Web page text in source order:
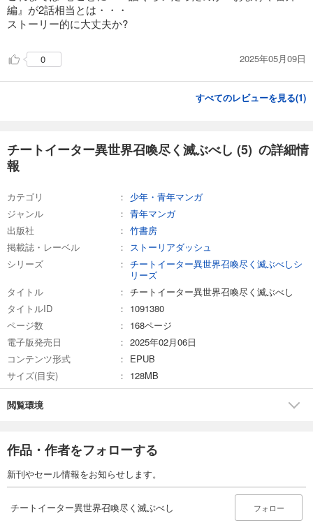
編』が2話相当とは・・・
ストーリー的に大丈夫か?
0 2025年05月09日
すべてのレビューを見る(1)
チートイーター異世界召喚尽く滅ぶべし (5) の詳細情
報
カテゴリ
少年・青年マンガ
ジャンル
青年マンガ
出版社
竹書房
掲載誌・レーベル
ストーリアダッシュ
シリーズ
チートイーター異世界召喚尽く滅ぶべしシ
リーズ
タイトル
チートイーター異世界召喚尽く滅ぶべし
タイトルID
1091380
ページ数
168ページ
電子版発売日
2025年02月06日
コンテンツ形式
EPUB
サイズ(目安)
128MB
閲覧環境
作品・作者をフォローする
新刊やセール情報をお知らせします。
チートイーター異世界召喚尽く滅ぶべし フォロー